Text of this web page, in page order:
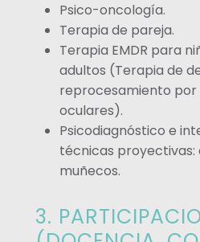
Psico-oncología.
Terapia de pareja.
Terapia EMDR para
adultos (Terapia de
reprocesamiento por
oculares).
Psicodiagnóstico e
técnicas proyectivas:
muñecos.
3.